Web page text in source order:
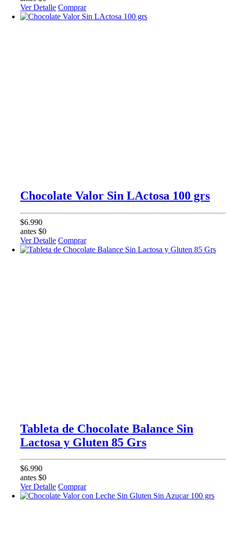
Ver Detalle Comprar
Chocolate Valor Sin LActosa 100 grs
$6.990
antes $0
Ver Detalle Comprar
Tableta de Chocolate Balance Sin
Lactosa y Gluten 85 Grs
$6.990
antes $0
Ver Detalle Comprar